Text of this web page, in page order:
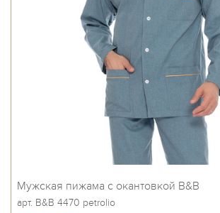
Мужская пижама с окантовкой B&B
арт. B&B 4470 petrolio